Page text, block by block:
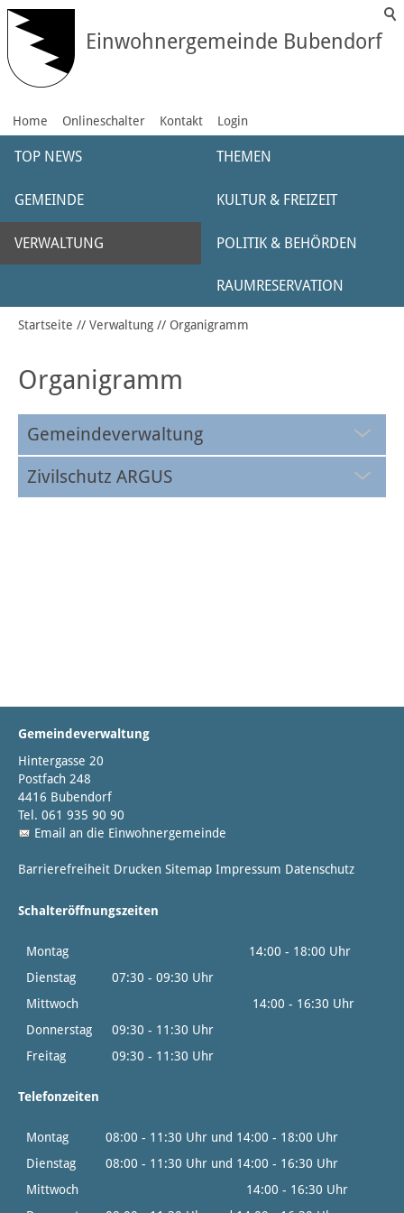
Einwohnergemeinde Bubendorf
Home Onlineschalter Kontakt Login
TOP NEWS THEMEN
GEMEINDE KULTUR & FREIZEIT
VERWALTUNG POLITIK & BEHÖRDEN
RAUMRESERVATION
Startseite Verwaltung Organigramm
Organigramm
Gemeindeverwaltung
Zivilschutz ARGUS
Gemeindeverwaltung
Hintergasse 20
Postfach 248
4416 Bubendorf
Tel. 061 935 90 90
Email an die Einwohnergemeinde
Barrierefreiheit Drucken Sitemap Impressum Datenschutz
Schalteröffnungszeiten
Montag
14:00 - 18:00 Uhr
Dienstag
07:30 - 09:30 Uhr
Mittwoch
14:00 - 16:30 Uhr
Donnerstag
09:30 - 11:30 Uhr
Freitag
09:30 - 11:30 Uhr
Telefonzeiten
Montag
08:00 - 11:30 Uhr und 14:00 - 18:00 Uhr
Dienstag
08:00 - 11:30 Uhr und 14:00 - 16:30 Uhr
Mittwoch
14:00 - 16:30 Uhr